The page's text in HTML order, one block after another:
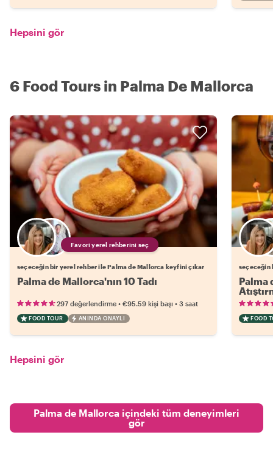
Hepsini gör
6 Food Tours in Palma De Mallorca
Favori yerel rehberini seç
seçeceğin bir yerel rehber ile Palma de Mallorca keyfini çıkar
Palma de Mallorca'nın 10 Tadı
297 değerlendirme • €95.59 kişi başı • 3 saat
FOOD TOUR ANINDA ONAYLI
seçeceğin
Palma
FOOD
Hepsini gör
Palma de Mallorca içindeki tüm deneyimleri
gör